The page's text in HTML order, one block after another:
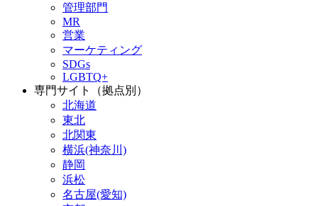
管理部門
MR
営業
マーケティング
SDGs
LGBTQ+
専門サイト（拠点別）
北海道
東北
北関東
横浜(神奈川)
静岡
浜松
名古屋(愛知)